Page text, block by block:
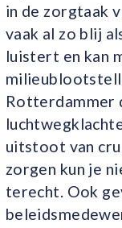
in de zorgtaak
vaak al zo blij
luistert en kan
Rotterdammer
uitstoot van
zorgen kun je
terecht. Ook